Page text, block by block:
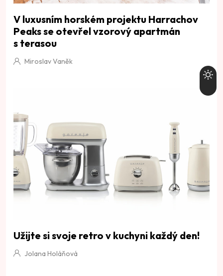
V luxusním horském projektu Harrachov
Peaks se otevřel vzorový apartmán
s terasou
Miroslav Vaněk
Užijte si svoje retro v kuchyni každý den!
Jolana Holáňová